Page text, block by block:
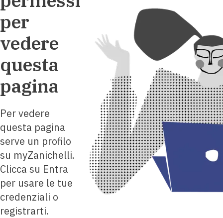
per
vedere
questa
pagina
Per vedere
questa pagina
serve un profilo
su myZanichelli.
Clicca su Entra
per usare le tue
credenziali o
registrarti.